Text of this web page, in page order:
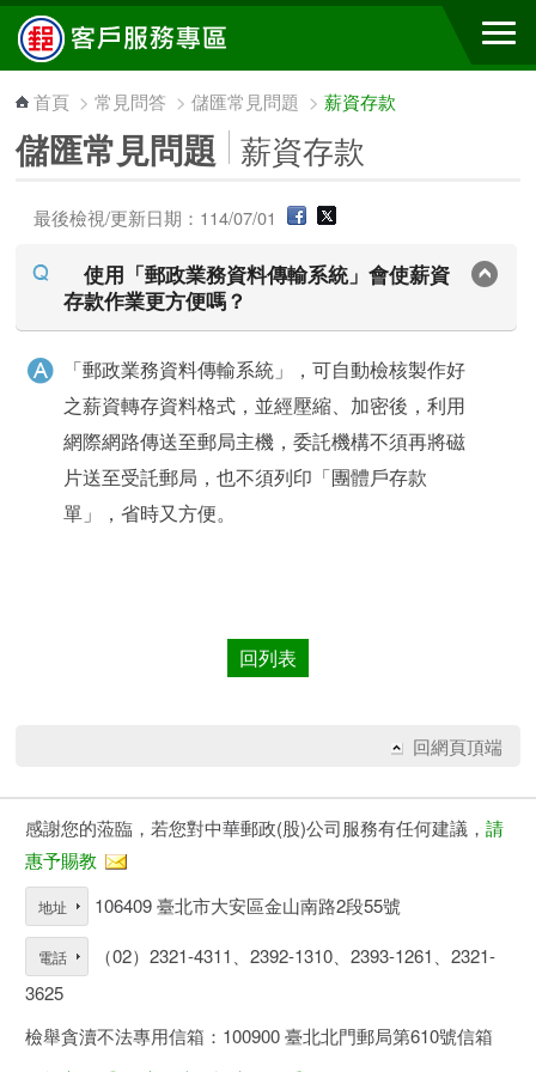
跳到主要內容區塊
首頁 >常見問答 >儲匯常見問題 >薪資存款
儲匯常見問題 薪資存款
最後檢視/更新日期：114/07/01
使用「郵政業務資料傳輸系統」會使薪資
存款作業更方便嗎？
「郵政業務資料傳輸系統」，可自動檢核製作好
之薪資轉存資料格式，並經壓縮、加密後，利用
網際網路傳送至郵局主機，委託機構不須再將磁
片送至受託郵局，也不須列印「團體戶存款
單」，省時又方便。
回列表
回網頁頂端
感謝您的蒞臨，若您對中華郵政(股)公司服務有任何建議， 請
惠予賜教
地址 106409 臺北市大安區金山南路2段55號
電話
（02）2321-4311、2392-1310、2393-1261、2321-
3625
檢舉貪瀆不法專用信箱：100900 臺北北門郵局第610號信箱